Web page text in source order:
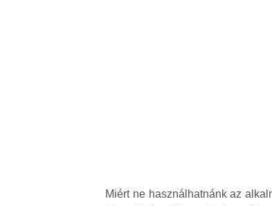
Miért ne használhatnánk az